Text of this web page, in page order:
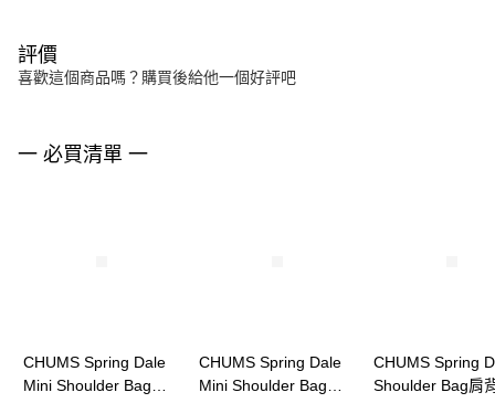
評價
喜歡這個商品嗎？購買後給他一個好評吧
一 必買清單 一
CHUMS Spring Dale
Mini Shoulder Bag肩
CHUMS Spring Dale
Mini Shoulder Bag肩
CHUMS Spring
Shoulder Bag肩